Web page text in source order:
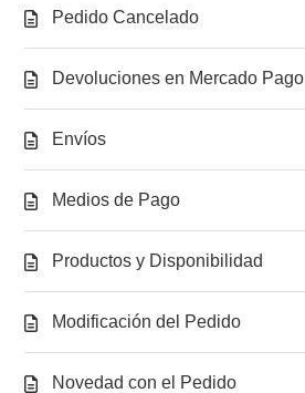
Pedido Cancelado
Devoluciones en Mercado Pago
Envíos
Medios de Pago
Productos y Disponibilidad
Modificación del Pedido
Novedad con el Pedido